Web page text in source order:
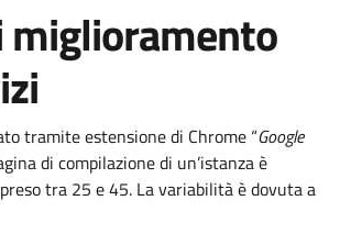
miglioramento
tramite estensione di Chrome “Google
di compilazione di un’istanza è
tra 25 e 45. La variabilità è dovuta a